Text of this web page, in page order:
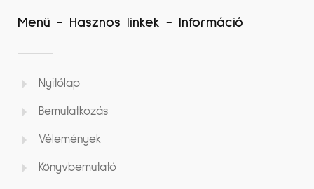
Menü - Hasznos linkek - Információ
Nyitólap
Bemutatkozás
Vélemények
Könyvbemutató